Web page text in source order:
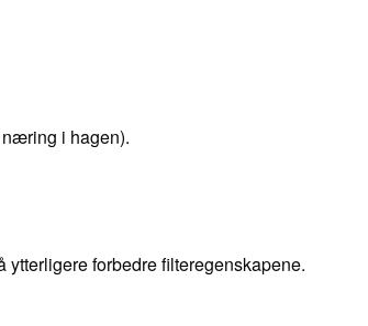
i hagen).
forbedre filteregenskapene.